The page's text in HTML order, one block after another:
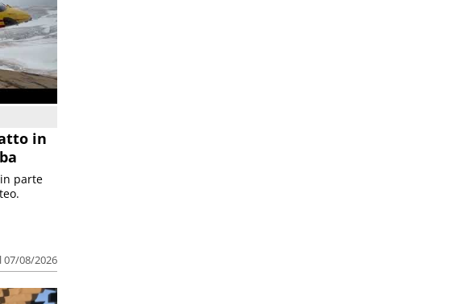
in
07/08/2026
parte